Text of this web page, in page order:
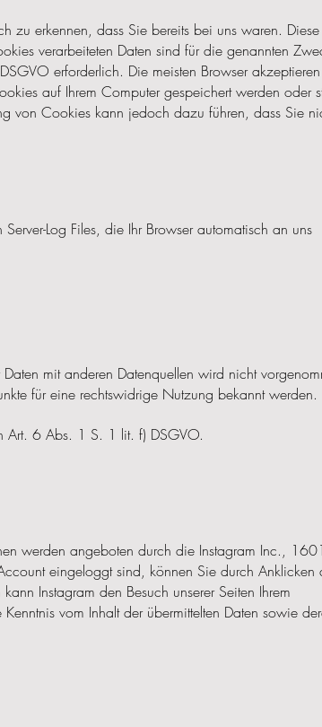
zu erkennen, dass Sie bereits bei uns waren. Diese
verarbeiteten Daten sind für die genannten
erforderlich. Die meisten Browser akzeptieren
auf Ihrem Computer gespeichert werden oder
von Cookies kann jedoch dazu führen, dass Sie
Log Files, die Ihr Browser automatisch an uns
mit anderen Datenquellen wird nicht
für eine rechtswidrige Nutzung bekannt werden.
Art. 6 Abs. 1 S. 1 lit. f) DSGVO.
werden angeboten durch die Instagram Inc., 1601
eingeloggt sind, können Sie durch Anklicken
Instagram den Besuch unserer Seiten Ihrem
vom Inhalt der übermittelten Daten sowie